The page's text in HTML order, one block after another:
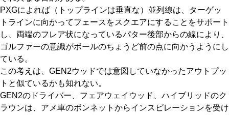
PXGによれば（トップラインは垂直な）並列線は、ターゲッ
トラインに向かってフェースをスクエアにすることをサポート
し、両端のフレア状になっているパター後部からの線により、
ゴルファーの意識がボールのちょうど前の点に向かうようにし
ている。
この考えは、GEN2ウッドでは意図していなかったアウトプッ
トと似ているかも知れない。
GEN2のドライバー、フェアウェイウッド、ハイブリッドのク
ラウンは、アメ車のボンネットからインスピレーションを受け